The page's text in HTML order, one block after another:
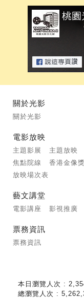
關於光影
關於光影
電影放映
主題影展 主題放映
焦點院線
香港金像
放映場次表
藝文講堂
電影講座 影視推廣
票務資訊
票務資訊
本日瀏覽人次 :
總瀏覽人次 :